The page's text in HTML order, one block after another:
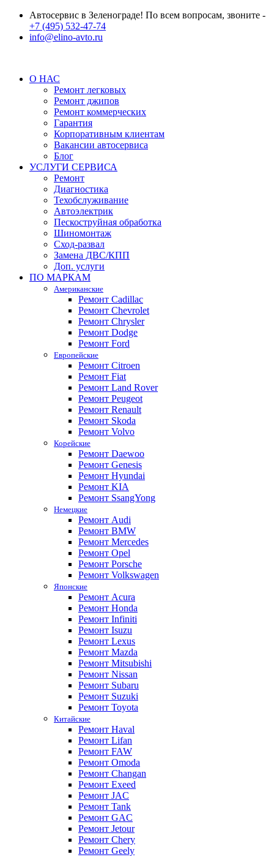
Автосервис в Зеленограде! По всем вопросам, звоните -
+7 (495) 532-47-74
info@elino-avto.ru
О НАС
Ремонт легковых
Ремонт джипов
Ремонт коммерческих
Гарантия
Корпоративным клиентам
Вакансии автосервиса
Блог
УСЛУГИ СЕРВИСА
Ремонт
Диагностика
Техобслуживание
Автоэлектрик
Пескоструйная обработка
Шиномонтаж
Сход-развал
Замена ДВС/КПП
Доп. услуги
ПО МАРКАМ
Американские
Ремонт Cadillac
Ремонт Chevrolet
Ремонт Chrysler
Ремонт Dodge
Ремонт Ford
Европейские
Ремонт Citroen
Ремонт Fiat
Ремонт Land Rover
Ремонт Peugeot
Ремонт Renault
Ремонт Skoda
Ремонт Volvo
Корейские
Ремонт Daewoo
Ремонт Genesis
Ремонт Hyundai
Ремонт KIA
Ремонт SsangYong
Немецкие
Ремонт Audi
Ремонт BMW
Ремонт Mercedes
Ремонт Opel
Ремонт Porsche
Ремонт Volkswagen
Японские
Ремонт Acura
Ремонт Honda
Ремонт Infiniti
Ремонт Isuzu
Ремонт Lexus
Ремонт Mazda
Ремонт Mitsubishi
Ремонт Nissan
Ремонт Subaru
Ремонт Suzuki
Ремонт Toyota
Китайские
Ремонт Haval
Ремонт Lifan
Ремонт FAW
Ремонт Omoda
Ремонт Changan
Ремонт Exeed
Ремонт JAC
Ремонт Tank
Ремонт GAC
Ремонт Jetour
Ремонт Chery
Ремонт Geely